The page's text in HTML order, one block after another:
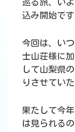
巡る旅、い
込み開始です
今回は、い
士山荘様に
して山梨県
りさせてい
果たして今
は見られる